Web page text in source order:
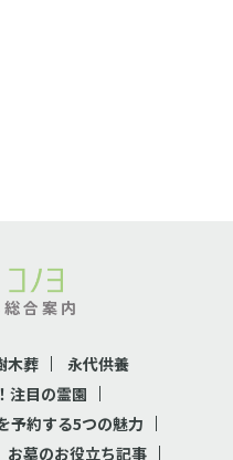
合案内
木葬
永代供養
注目の霊園
予約する5つの魅力
お墓のお役立ち記事